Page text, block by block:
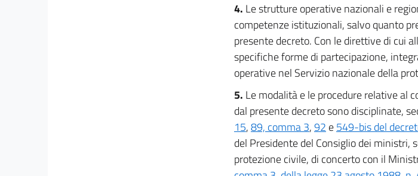
4. Le strutture operative nazionali e
competenze istituzionali, salvo quanto
presente decreto. Con le direttive di cui
specifiche forme di partecipazione,
operative nel Servizio nazionale della
5. Le modalità e le procedure relative al
dal presente decreto sono disciplinate,
15,89, comma 3,92 e549-bis del
del Presidente del Consiglio dei ministri,
protezione civile, di concerto con il